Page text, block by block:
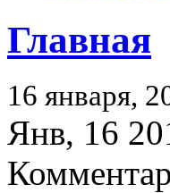
Главная
16 января,
Янв, 16